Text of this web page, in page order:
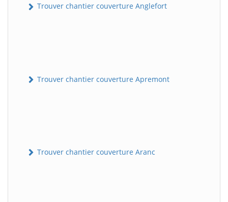
Trouver chantier couverture Anglefort
Trouver chantier couverture Apremont
Trouver chantier couverture Aranc